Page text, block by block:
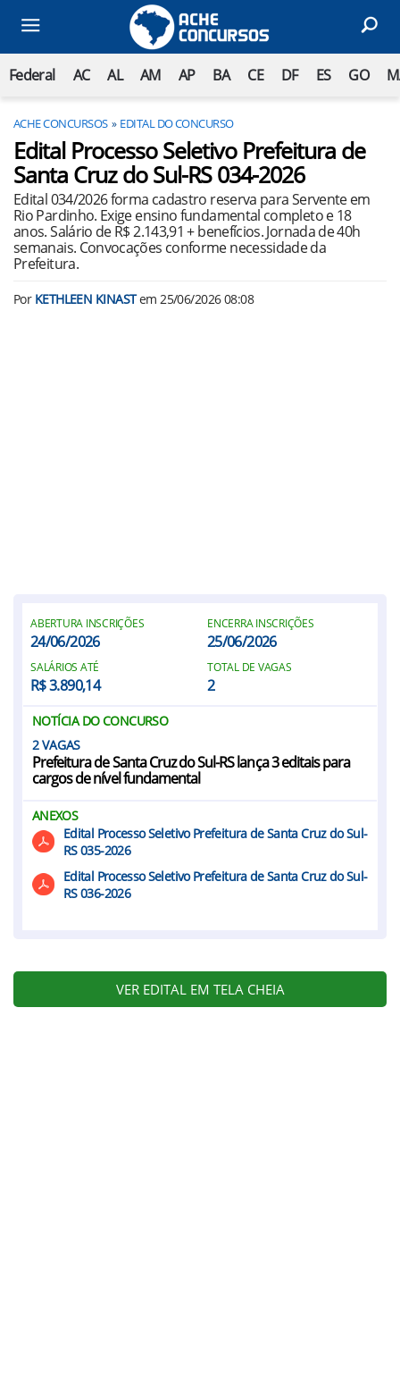
Federal AC AL AM AP BA CE DF ES GO
ACHE CONCURSOS EDITAL DO CONCURSO
Edital Processo Seletivo Prefeitura de
Santa Cruz do Sul-RS 034-2026
Edital 034/2026 forma cadastro reserva para Servente em
Rio Pardinho. Exige ensino fundamental completo e 18
anos. Salário de R$ 2.143,91 + benefícios. Jornada de 40h
semanais. Convocações conforme necessidade da
Prefeitura.
Por KETHLEEN KINASTem25/06/2026 08:08
ABERTURA INSCRIÇÕES
24/06/2026
ENCERRA INSCRIÇÕES
25/06/2026
SALÁRIOS ATÉ
R$ 3.890,14
TOTAL DE VAGAS
2
NOTÍCIA DO CONCURSO
2
Prefeitura de Santa Cruz do Sul-RS lança 3 editais para
cargos de nível fundamental
ANEXOS
Edital Processo Seletivo Prefeitura de Santa Cruz do Sul-
RS 035-2026
Edital Processo Seletivo Prefeitura de Santa Cruz do Sul-
RS 036-2026
VER EDITAL EM TELA CHEIA